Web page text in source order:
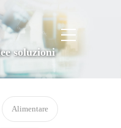
soluzioni
Alimentare